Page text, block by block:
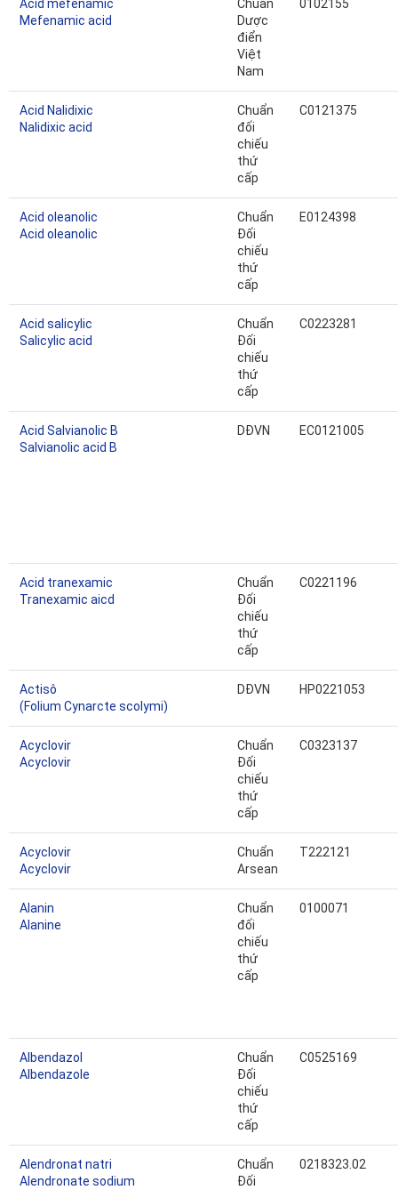
Acid mefenamic
Mefenamic acid
Chuẩn
Dược
điển
Việt
Nam
0102155
Acid Nalidixic
Nalidixic acid
Chuẩn
đối
chiếu
thứ
cấp
C0121375
Acid oleanolic
Acid oleanolic
Chuẩn
Đối
chiếu
thứ
cấp
E0124398
Acid salicylic
Salicylic acid
Chuẩn
Đối
chiếu
thứ
cấp
C0223281
Acid Salvianolic B
Salvianolic acid B
DĐVN EC0121005
Acid tranexamic
Tranexamic aicd
Chuẩn
Đối
chiếu
thứ
cấp
C0221196
Actisô
(Folium Cynarcte scolymi)
DĐVN HP0221053
Acyclovir
Acyclovir
Chuẩn
Đối
chiếu
thứ
cấp
C0323137
Acyclovir
Acyclovir
Chuẩn
Arsean
T222121
Alanin
Alanine
Chuẩn
đối
chiếu
thứ
cấp
0100071
Albendazol
Albendazole
Chuẩn
Đối
chiếu
thứ
cấp
C0525169
Alendronat natri
Alendronate sodium
Chuẩn
Đối
0218323.02